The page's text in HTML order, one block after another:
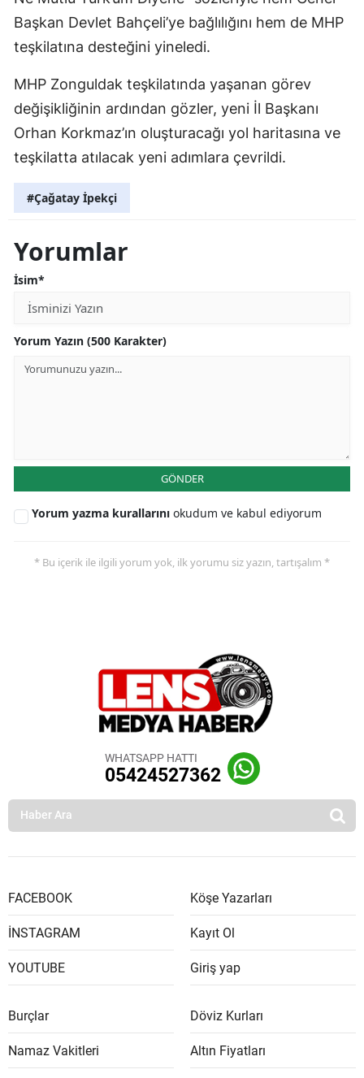
Başkan Devlet Bahçeli’ye bağlılığını hem de MHP
teşkilatına desteğini yineledi.
MHP Zonguldak teşkilatında yaşanan görev
değişikliğinin ardından gözler, yeni İl Başkanı
Orhan Korkmaz’ın oluşturacağı yol haritasına ve
teşkilatta atılacak yeni adımlara çevrildi.
#Çağatay İpekçi
Yorumlar
İsim*
Yorum Yazın (500 Karakter)
GÖNDER
Yorum yazma kurallarını okudum ve kabul ediyorum
* Bu içerik ile ilgili yorum yok, ilk yorumu siz yazın, tartışalım *
WHATSAPP HATTI
05424527362
FACEBOOK
İNSTAGRAM
YOUTUBE
Köşe Yazarları
Kayıt Ol
Giriş yap
Burçlar
Namaz Vakitleri
Döviz Kurları
Altın Fiyatları